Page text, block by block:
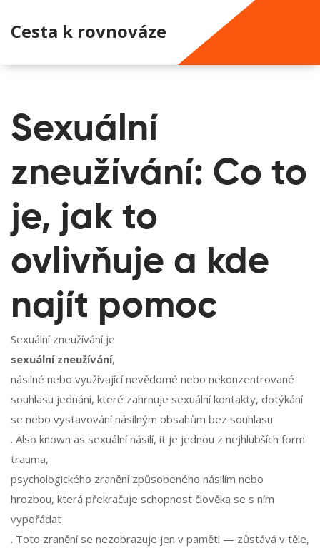
Cesta k rovnováze
Sexuální
zneužívání: Co to
je, jak to
ovlivňuje a kde
najít pomoc
Sexuální zneužívání je
sexuální zneužívání,
násilné nebo využívající nevědomé nebo nekonzentrované
souhlasu jednání, které zahrnuje sexuální kontakty, dotýkání
se nebo vystavování násilným obsahům bez souhlasu
. Also known as sexuální násilí, it je jednou z nejhlubších form
trauma,
psychologického zranění způsobeného násilím nebo
hrozbou, která překračuje schopnost člověka se s ním
vypořádat
. Toto zranění se nezobrazuje jen v paměti — zůstává v těle,